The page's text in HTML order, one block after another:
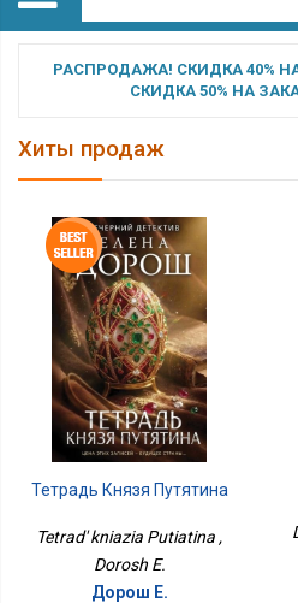
РАСПРОДАЖА! СКИДКА 40%
СКИДКА 50% НА
Хиты продаж
Тетрадь Князя Путятина
Tetrad' kniazia Putiatina ,
Dorosh E.
Дорош Е.